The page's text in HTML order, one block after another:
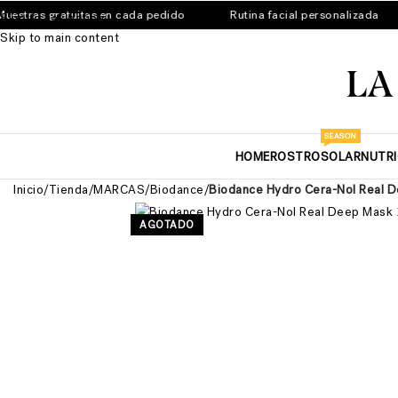
Skip to navigation
Skip to main content
gratuitas en cada pedido Rutina facial personalizada
HOMEROSTROSOLAR
SEASON
Inicio/Tienda/MARCAS/Biodance/Biodance Hydro Cera-Nol Real
AGOTADO